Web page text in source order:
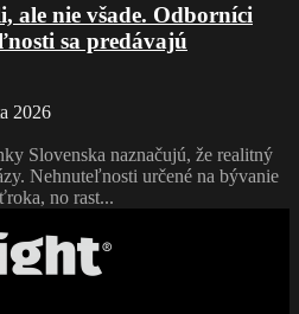
ale nie všade. Odborníci
sa predávajú
2026
Slovenska naznačujú, že realitný
Nehnuteľnosti určené na bývanie
no rast...